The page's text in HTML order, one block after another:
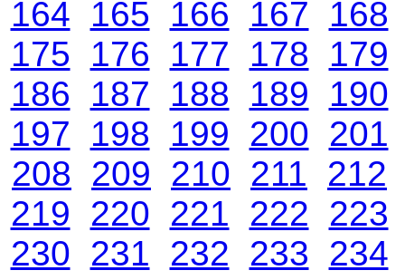
164
165 166 167
168
175
176 177 178
179
186
187 188 189
190
197
198 199 200 201
208
209 210 211
212
219
220 221 222
223
230 231 232 233
234